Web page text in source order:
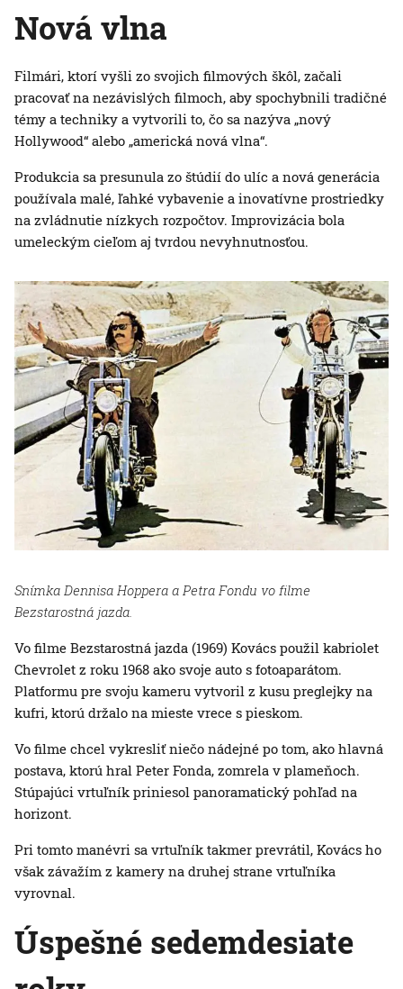
Nová vlna
Filmári, ktorí vyšli zo svojich filmových škôl, začali
pracovať na nezávislých filmoch, aby spochybnili tradičné
témy a techniky a vytvorili to, čo sa nazýva „nový
Hollywood“ alebo „americká nová vlna“.
Produkcia sa presunula zo štúdií do ulíc a nová generácia
používala malé, ľahké vybavenie a inovatívne prostriedky
na zvládnutie nízkych rozpočtov. Improvizácia bola
umeleckým cieľom aj tvrdou nevyhnutnosťou.
Snímka Dennisa Hoppera a Petra Fondu vo filme
Bezstarostná jazda.
Vo filme Bezstarostná jazda (1969) Kovács použil kabriolet
Chevrolet z roku 1968 ako svoje auto s fotoaparátom.
Platformu pre svoju kameru vytvoril z kusu preglejky na
kufri, ktorú držalo na mieste vrece s pieskom.
Vo filme chcel vykresliť niečo nádejné po tom, ako hlavná
postava, ktorú hral Peter Fonda, zomrela v plameňoch.
Stúpajúci vrtuľník priniesol panoramatický pohľad na
horizont.
Pri tomto manévri sa vrtuľník takmer prevrátil, Kovács ho
však závažím z kamery na druhej strane vrtuľníka
vyrovnal.
Úspešné sedemdesiate